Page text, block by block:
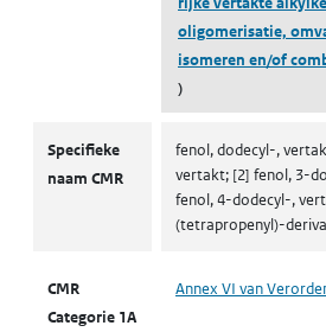
oligomerisatie,
isomeren en/of
)
Specifieke
naam CMR
fenol, dodecyl-,
vertakt; [2] fenol, 3-
fenol, 4-dodecyl-,
(tetrapropenyl)-
CMR
Categorie 1A
Annex VI van